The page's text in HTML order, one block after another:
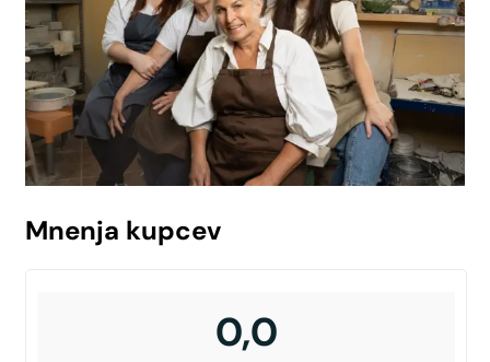
Mnenja kupcev
0,0